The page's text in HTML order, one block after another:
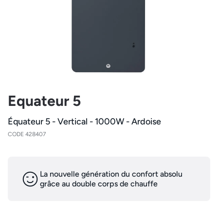
Equateur 5
Équateur 5 - Vertical - 1000W - Ardoise
CODE 428407
La nouvelle génération du confort absolu
grâce au double corps de chauffe